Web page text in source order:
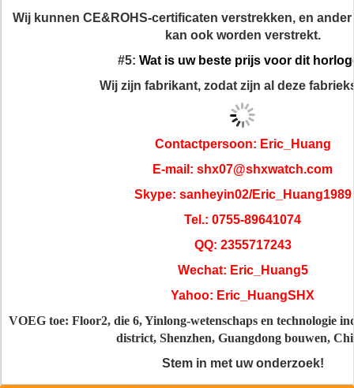
Wij kunnen CE&ROHS-certificaten verstrekken, en
kan ook worden verstrekt.
#5: Wat is uw beste prijs voor dit
Wij zijn fabrikant, zodat zijn al deze
Contactpersoon: Eric_Huang
E-mail: shx07@shxwatch.com
Skype: sanheyin02/Eric_Huang1989
Tel.: 0755-89641074
QQ: 2355717243
Wechat: Eric_Huang5
Yahoo: Eric_HuangSHX
VOEG toe: Floor2, die 6, Yinlong-wetenschaps en technologie
district, Shenzhen, Guangdong bouwen,
Stem in met uw onderzoek!